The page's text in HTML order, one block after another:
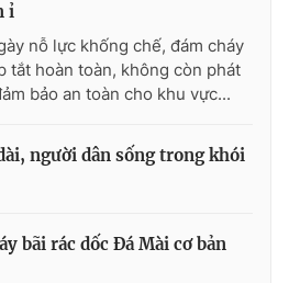
ỉ
nỗ lực khống chế, đám cháy
tắt hoàn toàn, không còn phát
bảo an toàn cho khu vực...
người dân sống trong khói
bãi rác dốc Đá Mài cơ bản